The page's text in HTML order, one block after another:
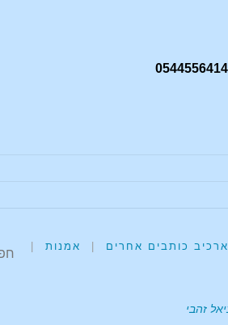
כותבים אחרים אמנות
זהבי